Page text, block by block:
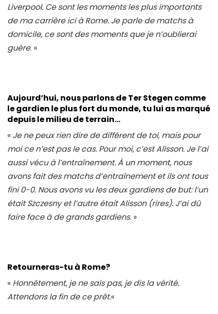
Liverpool. Ce sont les moments les plus importants
de ma carrière ici à Rome. Je parle de matchs à
domicile, ce sont des moments que je n’oublierai
guère. »
Aujourd’hui, nous parlons de Ter Stegen comme
le gardien le plus fort du monde, tu lui as marqué
depuis le milieu de terrain…
« Je ne peux rien dire de différent de toi, mais pour
moi ce n’est pas le cas. Pour moi, c’est Alisson. Je l’ai
aussi vécu à l’entraînement. À un moment, nous
avons fait des matchs d’entraînement et ils ont tous
fini 0-0. Nous avons vu les deux gardiens de but: l’un
était Szczesny et l’autre était Alisson (rires). J’ai dû
faire face à de grands gardiens. »
Retourneras-tu à Rome?
« Honnêtement, je ne sais pas, je dis la vérité.
Attendons la fin de ce prêt.«